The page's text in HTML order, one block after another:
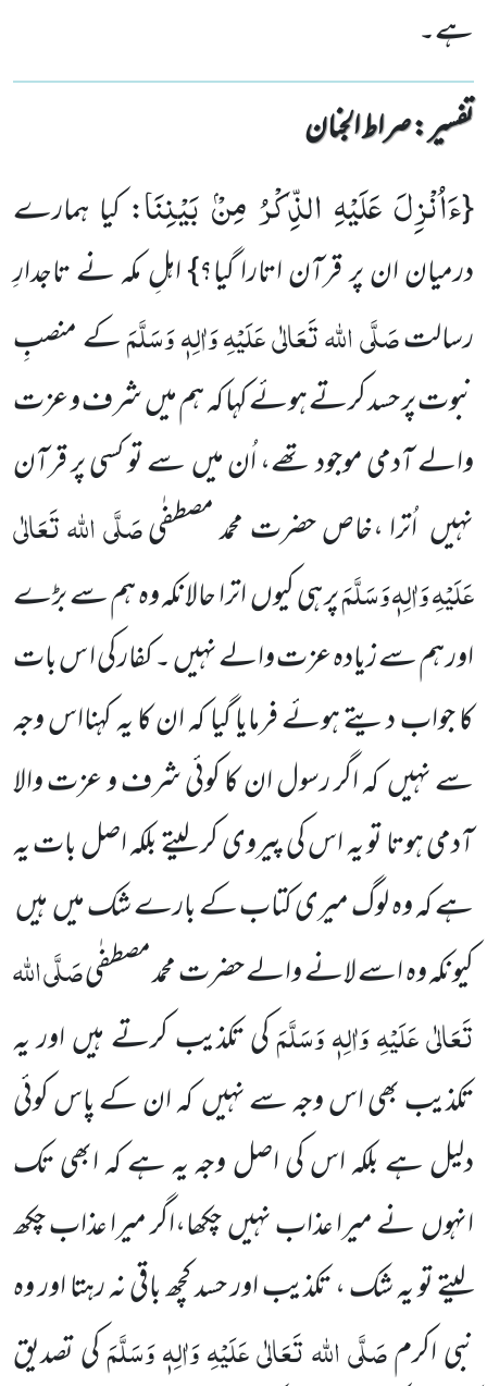
ہے۔
تفسیر : ‎صراط الجنان
{ءَاُنْزِلَ عَلَیْهِ الذِّكْرُ مِنْۢ بَیْنِنَا: کیا ہمارے
درمیان ان پر قرآن اتارا گیا؟} اہلِ مکہ نے تاجدارِ
رسالتصَلَّی اللہ تَعَالٰی عَلَیْہِ وَاٰلِہٖ وَسَلَّمَکے منصبِ
نبوت پر حسد کرتے ہوئے کہا کہ ہم میں شرف و عزت
والے آدمی موجود تھے، اُن میں سے تو کسی پر قرآن
نہیں اُترا ،خاص حضرت محمد مصطفٰیصَلَّی اللہ تَعَالٰی
عَلَیْہِ وَاٰلِہٖ وَسَلَّمَپر ہی کیوں اترا حالانکہ وہ ہم سے بڑے
اور ہم سے زیادہ عزت والے نہیں ۔ کفار کی ا س بات
کا جواب دیتے ہوئے فرمایا گیا کہ ان کا یہ کہنااس وجہ
سے نہیں کہ اگر رسول ان کا کوئی شرف و عزت والا
آدمی ہوتا تو یہ اس کی پیروی کر لیتے بلکہ اصل بات یہ
ہے کہ وہ لوگ میری کتاب کے بارے شک میں ہیں
کیونکہ وہ اسے لانے والے حضرت محمد مصطفٰیصَلَّی اللہ
تَعَالٰی عَلَیْہِ وَاٰلِہٖ وَسَلَّمَکی تکذیب کرتے ہیں اور یہ
تکذیب بھی اس وجہ سے نہیں کہ ان کے پاس کوئی
دلیل ہے بلکہ اس کی اصل وجہ یہ ہے کہ ابھی تک
انہوں نے میرا عذاب نہیں چکھا،اگر میرا عذاب چکھ
لیتے تو یہ شک ، تکذیب اور حسد کچھ باقی نہ رہتا اور وہ
نبی اکرمصَلَّی اللہ تَعَالٰی عَلَیْہِ وَاٰلِہٖ وَسَلَّمَکی تصدیق